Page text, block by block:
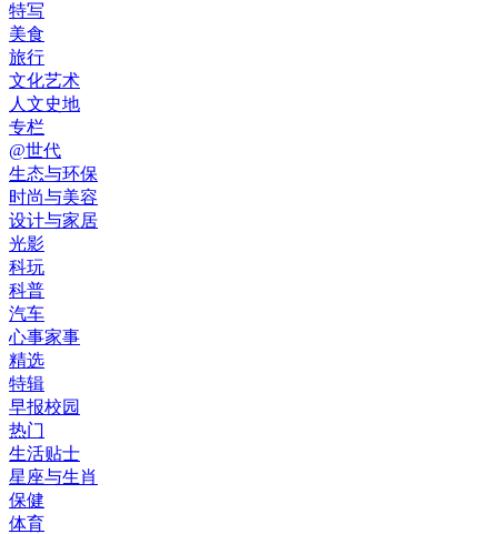
特写
美食
旅行
文化艺术
人文史地
专栏
@世代
生态与环保
时尚与美容
设计与家居
光影
科玩
科普
汽车
心事家事
精选
特辑
早报校园
热门
生活贴士
星座与生肖
保健
体育